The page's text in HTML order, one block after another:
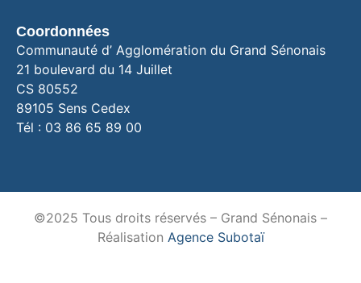
Coordonnées
Communauté d’ Agglomération du Grand Sénonais
21 boulevard du 14 Juillet
CS 80552
89105 Sens Cedex
Tél : 03 86 65 89 00
©2025 Tous droits réservés – Grand Sénonais –
Réalisation Agence Subotaï